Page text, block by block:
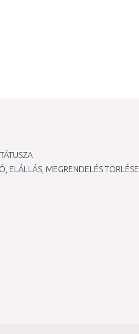
ELÁLLÁS, MEGRENDELÉS TÖRLÉSE